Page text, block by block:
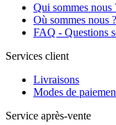
Qui sommes nous
Où sommes nous ?
FAQ - Questions
Services client
Livraisons
Modes de
Service après-vente